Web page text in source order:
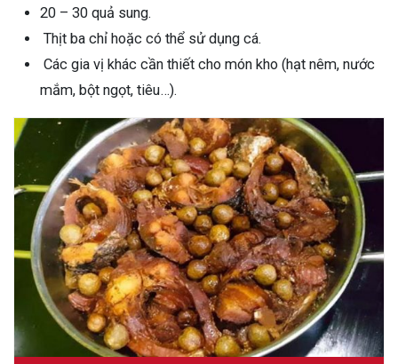
20 – 30 quả sung.
Thịt ba chỉ hoặc có thể sử dụng cá.
Các gia vị khác cần thiết cho món kho (hạt nêm, nước
mắm, bột ngọt, tiêu…).